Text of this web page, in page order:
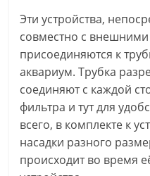
Эти устройства,
совместно c
присоединяются к
аквариум. Трубка
соединяют с каждой
фильтра и тут для
всего, в комплекте к
насадки разного
происходит во время